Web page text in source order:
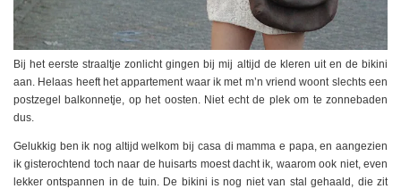
Bij het eerste straaltje zonlicht gingen bij mij altijd de kleren uit en de bikini
aan. Helaas heeft het appartement waar ik met m’n vriend woont slechts een
postzegel balkonnetje, op het oosten. Niet echt de plek om te zonnebaden
dus.
Gelukkig ben ik nog altijd welkom bij casa di mamma e papa, en aangezien
ik gisterochtend toch naar de huisarts moest dacht ik, waarom ook niet, even
lekker ontspannen in de tuin. De bikini is nog niet van stal gehaald, die zit